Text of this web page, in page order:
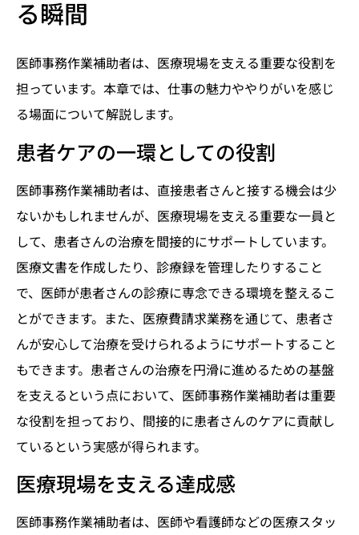
る瞬間
医師事務作業補助者は、医療現場を支える重要な役割を
担っています。本章では、仕事の魅力ややりがいを感じ
る場面について解説します。
患者ケアの一環としての役割
医師事務作業補助者は、直接患者さんと接する機会は少
ないかもしれませんが、医療現場を支える重要な一員と
して、患者さんの治療を間接的にサポートしています。
医療文書を作成したり、診療録を管理したりすること
で、医師が患者さんの診療に専念できる環境を整えるこ
とができます。また、医療費請求業務を通じて、患者さ
んが安心して治療を受けられるようにサポートすること
もできます。患者さんの治療を円滑に進めるための基盤
を支えるという点において、医師事務作業補助者は重要
な役割を担っており、間接的に患者さんのケアに貢献し
ているという実感が得られます。
医療現場を支える達成感
医師事務作業補助者は、医師や看護師などの医療スタッ